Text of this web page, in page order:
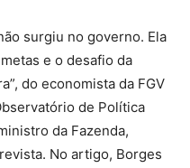
surgiu no governo. Ela
e o desafio da
do economista da FGV
de Política
da Fazenda,
No artigo, Borges